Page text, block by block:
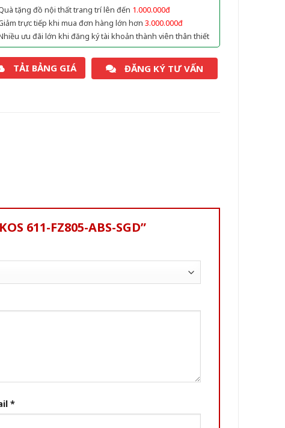
tặng đồ nội thất trang trí lên đến 1.000.000đ
trực tiếp khi mua đơn hàng lớn hơn 3.000.000đ
ưu đãi lớn khi đăng ký tài khoản thành viên thân thiết
TẢI BẢNG GIÁ ĐĂNG KÝ TƯ VẤN
611-FZ805-ABS-SGD”
*